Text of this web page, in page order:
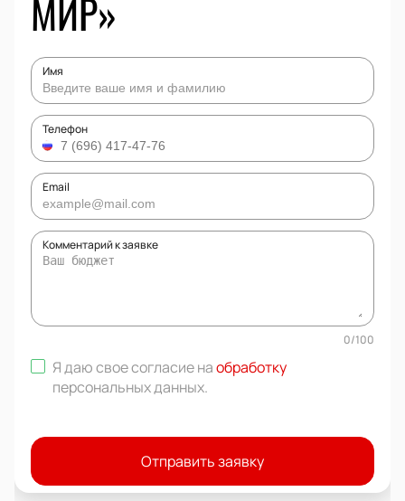
МИР»
Имя
Телефон
Email
Комментарий к заявке
0/100
Я даю свое согласие наобработку
персональных данных.
Отправить заявку